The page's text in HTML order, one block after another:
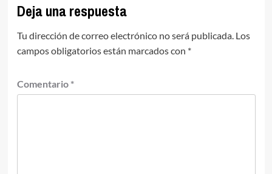
Deja una respuesta
Tu dirección de correo electrónico no será publicada. Los
campos obligatorios están marcados con *
Comentario *